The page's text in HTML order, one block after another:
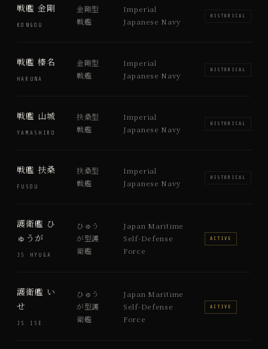
戦艦 金剛
KONGOU
金剛型
戦艦
Imperial
Japanese Navy
HISTORICAL
戦艦 榛名
HARUNA
金剛型
戦艦
Imperial
Japanese Navy
HISTORICAL
戦艦 山城
YAMASHIRO
扶桑型
戦艦
Imperial
Japanese Navy
HISTORICAL
戦艦 扶桑
FUSOU
扶桑型
戦艦
Imperial
Japanese Navy
HISTORICAL
護衛艦 ひ
ゅうが
JS HYUGA
ひゅう
が型護
衛艦
Japan Maritime
Self-Defense
Force
ACTIVE
護衛艦 い
せ
JS ISE
ひゅう
が型護
衛艦
Japan Maritime
Self-Defense
Force
ACTIVE